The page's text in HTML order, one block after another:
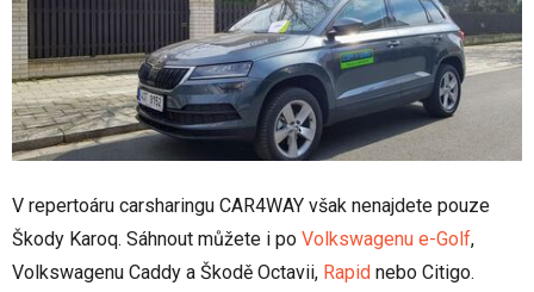
V repertoáru carsharingu CAR4WAY však nenajdete pouze
Škody Karoq. Sáhnout můžete i po Volkswagenu e-Golf,
Volkswagenu Caddy a Škodě Octavii, Rapid nebo Citigo.